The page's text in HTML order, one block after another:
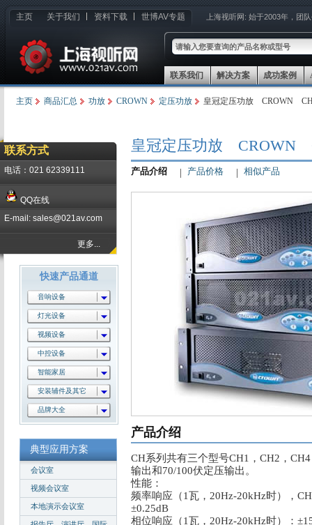
主页 关于我们 资料下载 世博AV专题 上海视听网: 始于2003年，团
联系我们 解决方案 成功案例
主页 商品汇总 功放 CROWN 定压功放 皇冠定压功放 CROWN
皇冠定压功放 CROWN
产品介绍 产品价格 相似产品
产品介绍
CH系列共有三个型号CH1，CH2，
输出和70/100伏定压输出。
性能：
频率响应（1瓦，20Hz-20kHz时），
±0.25dB
相位响应（1瓦，20Hz-20kHz时）：
联系方式
电话：021 62339111
QQ在线
E-mail: sales@021av.com
更多...
快速产品通道
音响设备
灯光设备
视频设备
中控设备
智能家居
安装辅件及其它
品牌大全
典型应用方案
会议室
视频会议室
本地演示会议室